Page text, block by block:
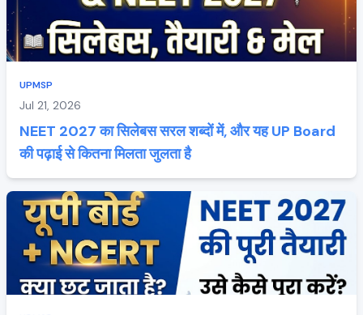
UPMSP
Jul 21, 2026
NEET 2027 का सिलेबस सरल शब्दों में, और यह UP Board
की पढ़ाई से कितना मिलता जुलता है